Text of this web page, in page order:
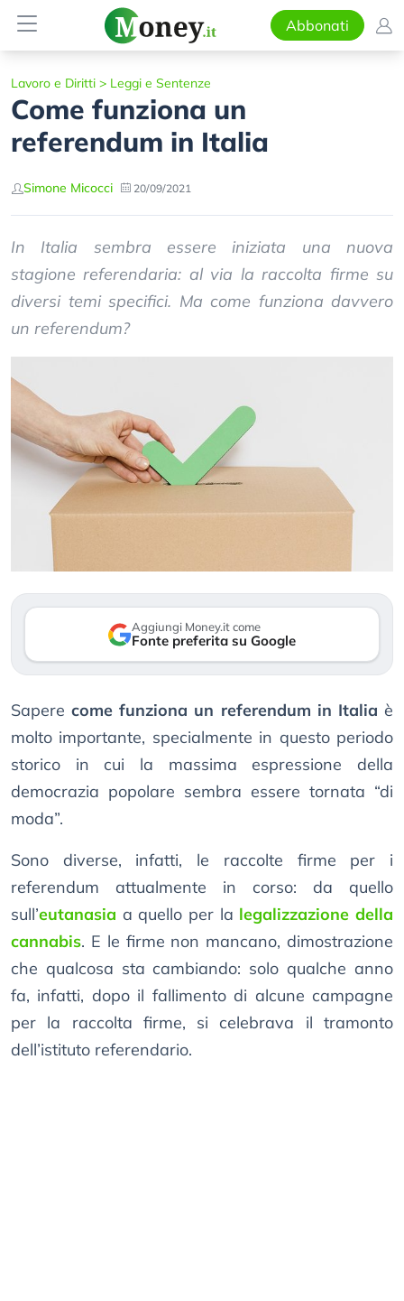
Abbonati
Lavoro e Diritti > Leggi e Sentenze
Come funziona un
referendum in Italia
Simone Micocci 20/09/2021
In Italia sembra essere iniziata una nuova
stagione referendaria: al via la raccolta firme su
diversi temi specifici. Ma come funziona davvero
un referendum?
Aggiungi Money.it come
Fonte preferita su Google
Saperecome funziona un referendum in Italia è
molto importante, specialmente in questo periodo
storico in cui la massima espressione della
democrazia popolare sembra essere tornata “di
moda”.
Sono diverse, infatti, le raccolte firme per i
referendum attualmente in corso: da quello
sull’eutanasia a quello per la legalizzazione della
cannabis. E le firme non mancano, dimostrazione
che qualcosa sta cambiando: solo qualche anno
fa, infatti, dopo il fallimento di alcune campagne
per la raccolta firme, si celebrava il tramonto
dell’istituto referendario.